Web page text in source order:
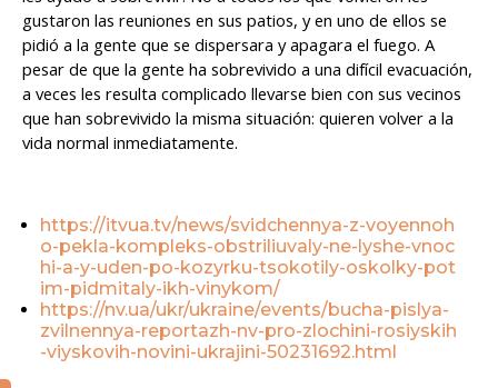
gustaron las reuniones en sus patios, y en uno de ellos se
pidió a la gente que se dispersara y apagara el fuego. A
pesar de que la gente ha sobrevivido a una difícil evacuación,
a veces les resulta complicado llevarse bien con sus vecinos
que han sobrevivido la misma situación: quieren volver a la
vida normal inmediatamente.
https://itvua.tv/news/svidchennya-z-voyennoh
o-pekla-kompleks-obstriliuvaly-ne-lyshe-vnoc
hi-a-y-uden-po-kozyrku-tsokotily-oskolky-pot
im-pidmitaly-ikh-vinykom/
https://nv.ua/ukr/ukraine/events/bucha-pislya-
zvilnennya-reportazh-nv-pro-zlochini-rosiyskih
-viyskovih-novini-ukrajini-50231692.html